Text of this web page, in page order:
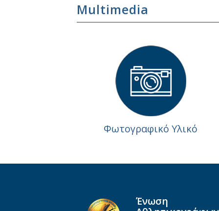
Multimedia
Φωτογραφικό Υλικό
Ένωση